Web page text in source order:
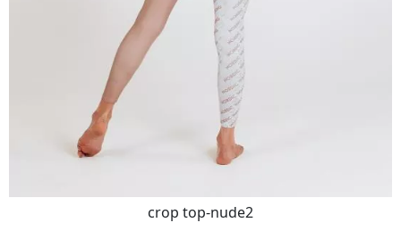
crop top-nude2